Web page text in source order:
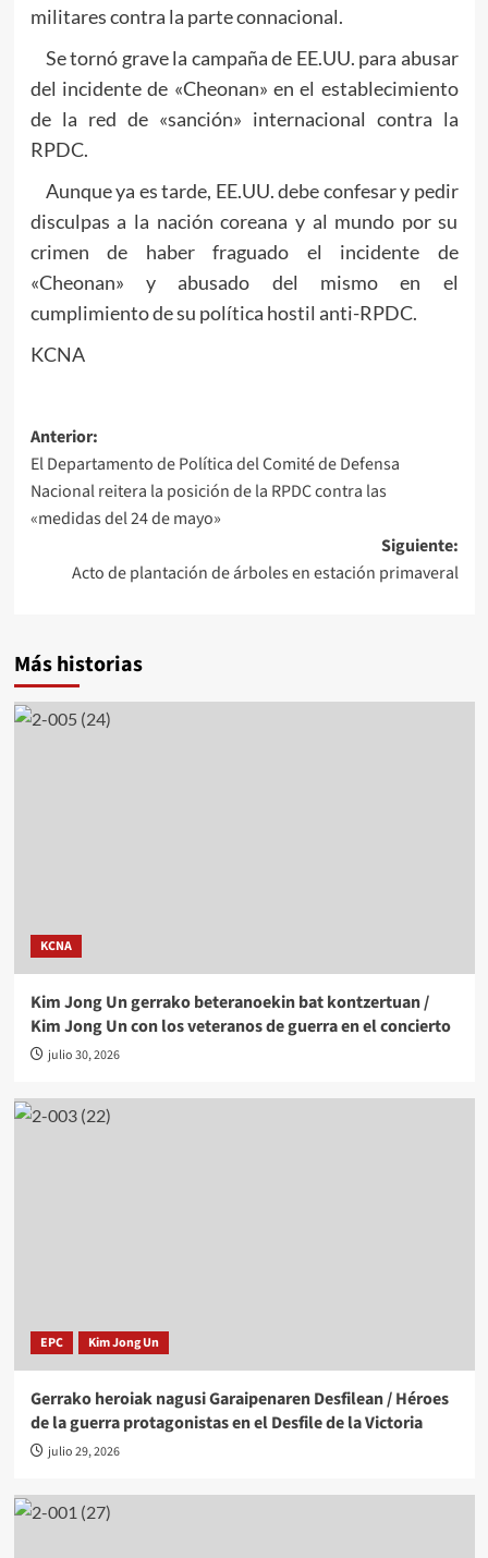
militares contra la parte connacional.
Se tornó grave la campaña de EE.UU. para abusar
del incidente de «Cheonan» en el establecimiento
de la red de «sanción» internacional contra la
RPDC.
Aunque ya es tarde, EE.UU. debe confesar y pedir
disculpas a la nación coreana y al mundo por su
crimen de haber fraguado el incidente de
«Cheonan» y abusado del mismo en el
cumplimiento de su política hostil anti-RPDC.
KCNA
Navegación
de
entradas
Anterior:
El Departamento de Política del Comité de Defensa
Nacional reitera la posición de la RPDC contra las
«medidas del 24 de mayo»
Siguiente:
Acto de plantación de árboles en estación primaveral
Más historias
KCNA
Kim Jong Un gerrako beteranoekin bat kontzertuan /
Kim Jong Un con los veteranos de guerra en el concierto
julio 30, 2026
EPC Kim Jong Un
Gerrako heroiak nagusi Garaipenaren Desfilean / Héroes
de la guerra protagonistas en el Desfile de la Victoria
julio 29, 2026